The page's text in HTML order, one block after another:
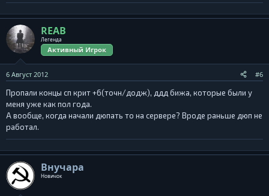
REAB
Легенда
Активный Игрок
6 Август 2012 #6
Пропали концы сп крит +6(точн/додж), ддд бижа, которые были у
меня уже как пол года.
А вообще, когда начали дюпать то на сервере? Вроде раньше дюп не
работал.
Внучара
Новичок